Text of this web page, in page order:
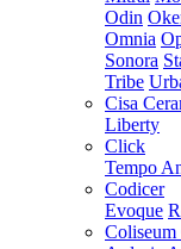
Odin
Omnia
Sonora
Tribe
Cisa
Liberty
Click
Tempo
Codicer
Evoque
Coliseum